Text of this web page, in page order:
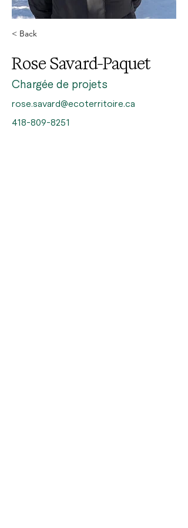
< Back
Rose Savard-Paquet
Chargée de projets
rose.savard@ecoterritoire.ca
418-809-8251